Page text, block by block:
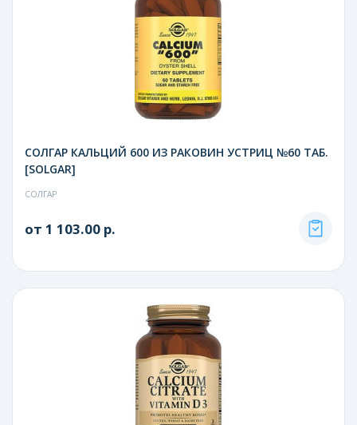
СОЛГАР КАЛЬЦИЙ 600 ИЗ РАКОВИН УСТРИЦ №60 ТАБ.
[SOLGAR]
СОЛГАР
от 1 103.00 р.